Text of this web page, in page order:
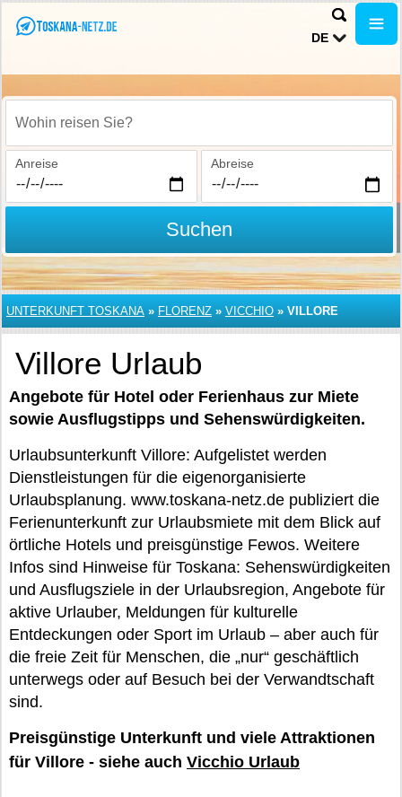
DE
Wohin reisen Sie?
Anreise Abreise
Suchen
UNTERKUNFT TOSKANA » FLORENZ » VICCHIO » VILLORE
Villore Urlaub
Angebote für Hotel oder Ferienhaus zur Miete
sowie Ausflugstipps und Sehenswürdigkeiten.
Urlaubsunterkunft Villore: Aufgelistet werden
Dienstleistungen für die eigenorganisierte
Urlaubsplanung. www.toskana-netz.de publiziert die
Ferienunterkunft zur Urlaubsmiete mit dem Blick auf
örtliche Hotels und preisgünstige Fewos. Weitere
Infos sind Hinweise für Toskana: Sehenswürdigkeiten
und Ausflugsziele in der Urlaubsregion, Angebote für
aktive Urlauber, Meldungen für kulturelle
Entdeckungen oder Sport im Urlaub – aber auch für
die freie Zeit für Menschen, die „nur“ geschäftlich
unterwegs oder auf Besuch bei der Verwandtschaft
sind.
Preisgünstige Unterkunft und viele Attraktionen
für Villore - siehe auch Vicchio Urlaub